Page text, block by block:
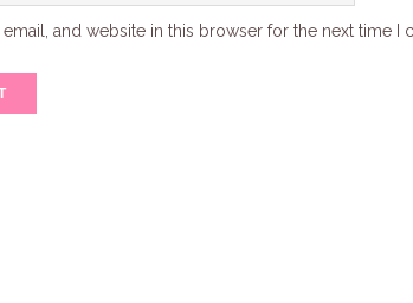
email, and website in this browser for the next time I